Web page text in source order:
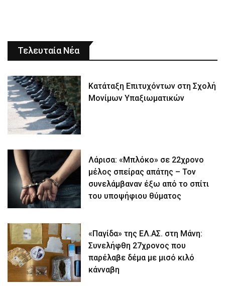
Τελευταία Νέα
Κατάταξη Επιτυχόντων στη Σχολή
Μονίμων Υπαξιωματικών
Λάρισα: «Μπλόκο» σε 22χρονο
μέλος σπείρας απάτης – Τον
συνελάμβαναν έξω από το σπίτι
του υποψήφιου θύματος
«Παγίδα» της ΕΛ.ΑΣ. στη Μάνη:
Συνελήφθη 27χρονος που
παρέλαβε δέμα με μισό κιλό
κάνναβη